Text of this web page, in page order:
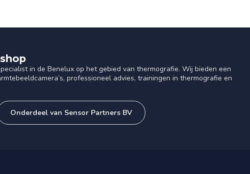
in de Benelux op het gebied van thermografie. Wij bieden een
professioneel advies, trainingen in thermografie en
Onderdeel van Sensor Partners BV